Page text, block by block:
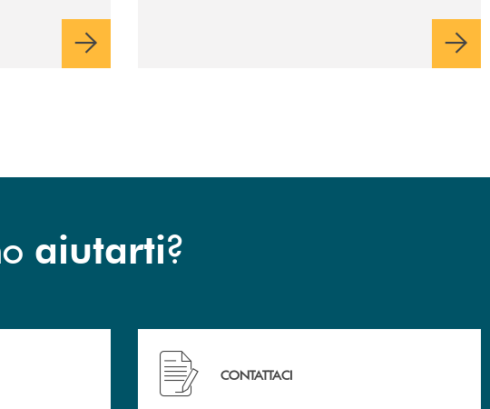
aiutarti?
delle&nbsp; filiali&nbsp; di Banca Monte Pruno
Hai bisogno di assistenza immediata? Contattaci!
CONTATTACI